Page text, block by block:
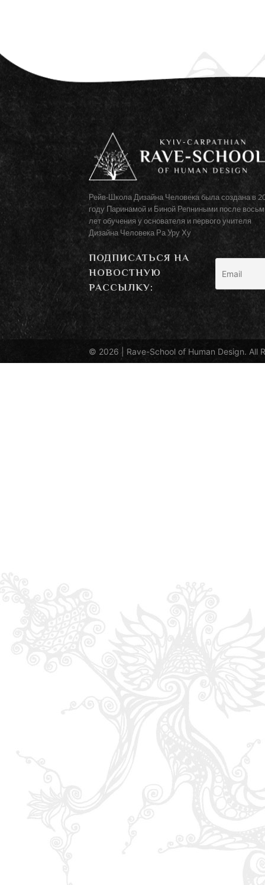
Рейв-Школа Дизайна Человека была создана в
году Паринамой и Биной Репниными после
лет обучения у основателя и первого учителя
Дизайна Человека Ра Уру Ху
ПОДПИСАТЬСЯ НА
НОВОСТНУЮ
РАССЫЛКУ:
© 2026 | Rave-School of Human Design. All